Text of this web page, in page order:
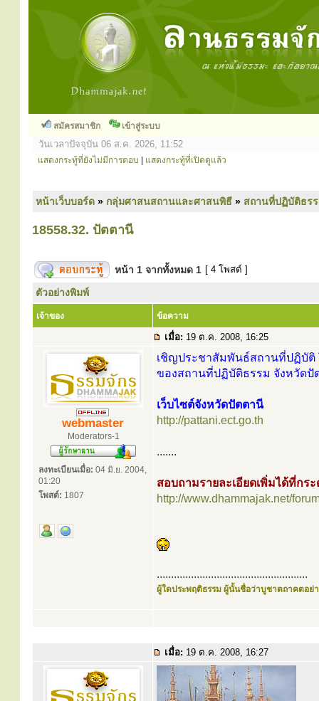
สมัครสมาชิก เข้าสู่ระบบ
วันเวลาปัจจุบัน 06 ส.ค. 2026, 11:52
แสดงกระทู้ที่ยังไม่มีการตอบ แสดงกระทู้ที่เปิดดูแล้ว
หน้าเว็บบอร์ด » กลุ่มศาสนสถานและศาสนพิธี » สถานที่ปฏิบัติธร
18558.32. ปัตตานี
หน้า 1 จากทั้งหมด 1 [ 4 โพสต์ ]
ตัวอย่างพิมพ์
เจ้าของ ข้อความ
เมื่อ: 19 ต.ค. 2008, 16:25
webmaster
Moderators-1
ลงทะเบียนเมื่อ: 04 มิ.ย. 2004,
01:20
โพสต์: 1807
เชิญประชาสัมพันธ์สถานที่ปฏิบัติ
ของสถานที่ปฏิบัติธรรม จังหวัดปั
เว็บไซต์จังหวัดปัตตานี
http://pattani.ect.go.th
.......
สอบถามรายละเอียดเพิ่มได้ที่กร
http://www.dhammajak.net/
.....................................................
ผู้ใดประพฤติธรรม ผู้นั้นชื่อว่าบูชาตถาคตอย่า
เมื่อ: 19 ต.ค. 2008, 16:27